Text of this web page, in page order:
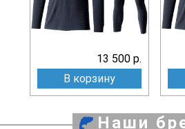
13 500 р.
В корзину
Наши